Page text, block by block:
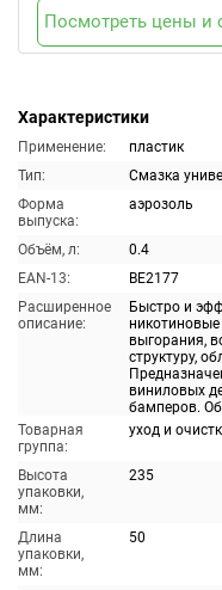
Характеристики
Применение:
пластик
Тип:
Смазка
Форма
выпуска:
аэрозоль
Объём, л:
0.4
EAN-13:
BE2177
Расширенное
описание:
Быстро и
выгорания,
структуру,
виниловых
бамперов.
Товарная
группа:
уход и
Высота
упаковки,
мм:
235
Длина
упаковки,
мм:
50
Посмотреть цены и